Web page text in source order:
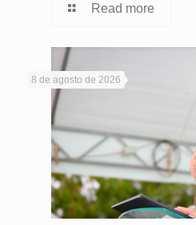
Read more
8 de agosto de 2026